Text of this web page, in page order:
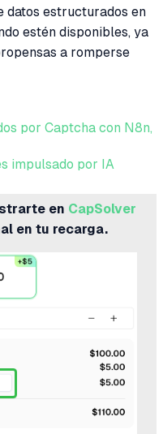
datos estructurados en
estén disponibles, ya
a romperse
por Captcha con N8n,
impulsado por IA
en CapSolver
en tu recarga.